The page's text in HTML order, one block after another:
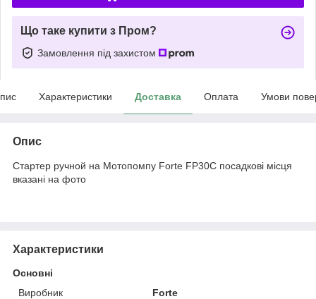
Що таке купити з Пром?
Замовлення під захистом
Характеристики Доставка Оплата Умови
Опис
Стартер ручной на Мотопомпу Forte FP30C посадкові місця
вказані на фото
Характеристики
Основні
Виробник
Forte